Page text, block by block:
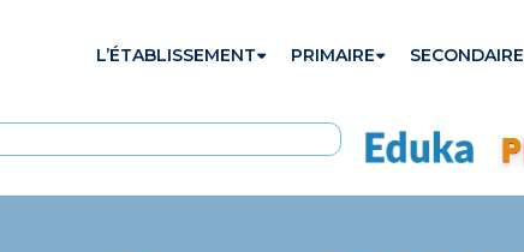
L’ÉTABLISSEMENT PRIMAIRE SECONDAIRE